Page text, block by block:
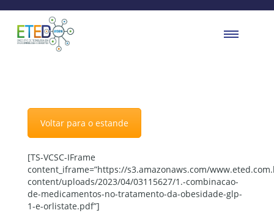
Voltar para o estande
[TS-VCSC-IFrame
content_iframe=”https://s3.amazonaws.com/
content/uploads/2023/04/03115627/1.-combinacao-
de-medicamentos-no-tratamento-da-obesidade-glp-
1-e-orlistate.pdf”]